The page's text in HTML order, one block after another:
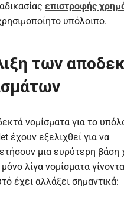
επιστροφής
υπόλοιπο.
των
νομίσματα για το
έχουν εξελιχθεί για να
μια ευρύτερη βάση
λίγα νομίσματα
έχει αλλάξει σημαντικά: